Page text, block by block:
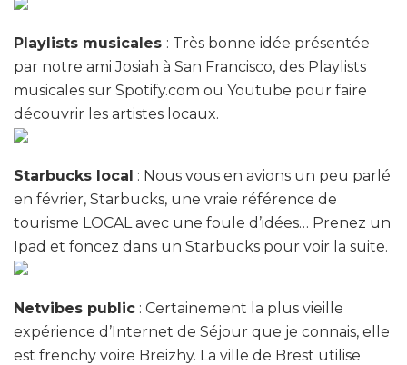
Playlists musicales : Très bonne idée présentée
par notre ami Josiah à San Francisco, des Playlists
musicales sur Spotify.com ou Youtube pour faire
découvrir les artistes locaux.
Starbucks local : Nous vous en avions un peu parlé
en février, Starbucks, une vraie référence de
tourisme LOCAL avec une foule d’idées… Prenez un
Ipad et foncez dans un Starbucks pour voir la suite.
Netvibes public : Certainement la plus vieille
expérience d’Internet de Séjour que je connais, elle
est frenchy voire Breizhy. La ville de Brest utilise